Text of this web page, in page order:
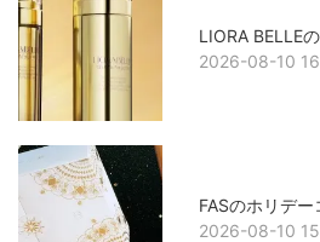
LIORA BELLE
2026-08-10
FASのホリデ
2026-08-10